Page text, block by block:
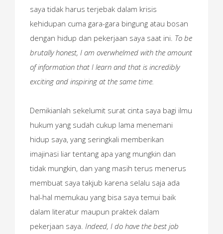
saya tidak harus terjebak dalam krisis
kehidupan cuma gara-gara bingung atau bosan
dengan hidup dan pekerjaan saya saat ini. To be
brutally honest, I am overwhelmed with the amount
of information that I learn and that is incredibly
exciting and inspiring at the same time.
Demikianlah sekelumit surat cinta saya bagi ilmu
hukum yang sudah cukup lama menemani
hidup saya, yang seringkali memberikan
imajinasi liar tentang apa yang mungkin dan
tidak mungkin, dan yang masih terus menerus
membuat saya takjub karena selalu saja ada
hal-hal memukau yang bisa saya temui baik
dalam literatur maupun praktek dalam
pekerjaan saya. Indeed, I do have the best job